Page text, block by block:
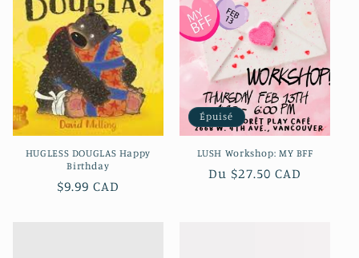
HUGLESS DOUGLAS Happy
Birthday
Prix
$9.99 CAD
Épuisé
LUSH Workshop: MY BFF
Prix
Du $27.50 CAD